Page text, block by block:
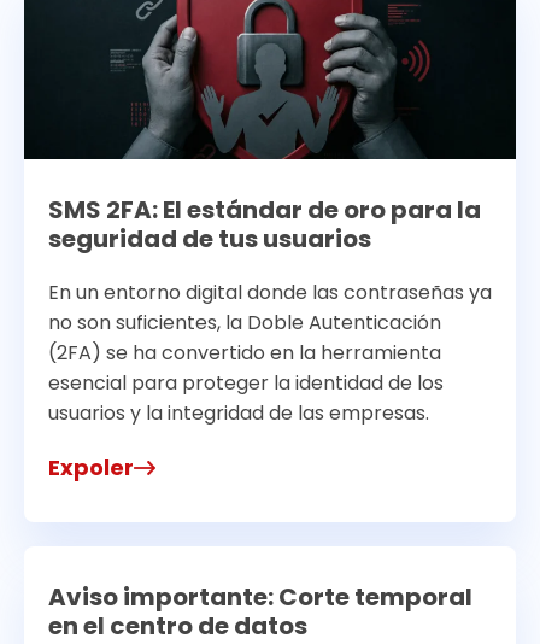
SMS 2FA: El estándar de oro para la
seguridad de tus usuarios
En un entorno digital donde las contraseñas ya
no son suficientes, la Doble Autenticación
(2FA) se ha convertido en la herramienta
esencial para proteger la identidad de los
usuarios y la integridad de las empresas.
Expoler
Aviso importante: Corte temporal
en el centro de datos